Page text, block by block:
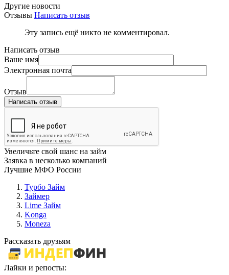
Другие новости
Отзывы Написать отзыв
Эту запись ещё никто не комментировал.
Написать отзыв
Ваше имя
Электронная почта
Отзыв
Написать отзыв
Увеличьте свой шанс на займ
Заявка в несколько компаний
Лучшие МФО России
Турбо Займ
Займер
Lime Займ
Konga
Moneza
Рассказать друзьям
Лайки и репосты: